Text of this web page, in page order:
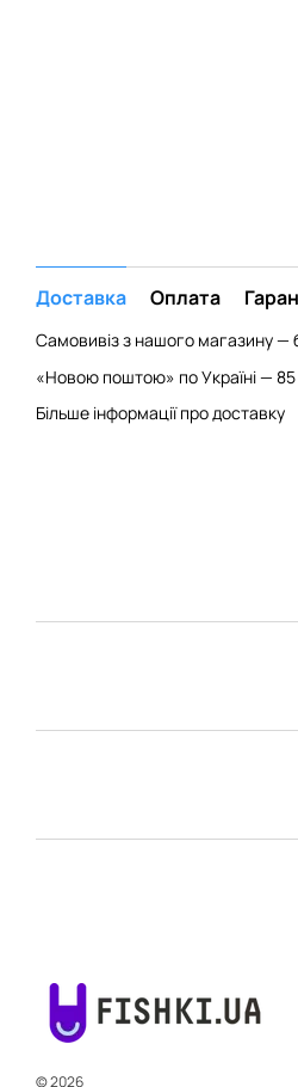
Доставка Оплата
Самовивіз з нашого магазину —
«Новою поштою» по Україні — 85
Більше інформації про доставку
© 2026